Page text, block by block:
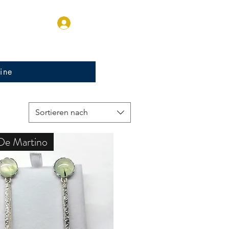
Sortieren nach
Martino